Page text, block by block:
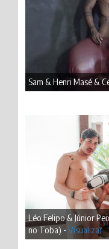
Sam & Henri Masé &
Léo Felipo & Júnior
no Toba) -Visualizar